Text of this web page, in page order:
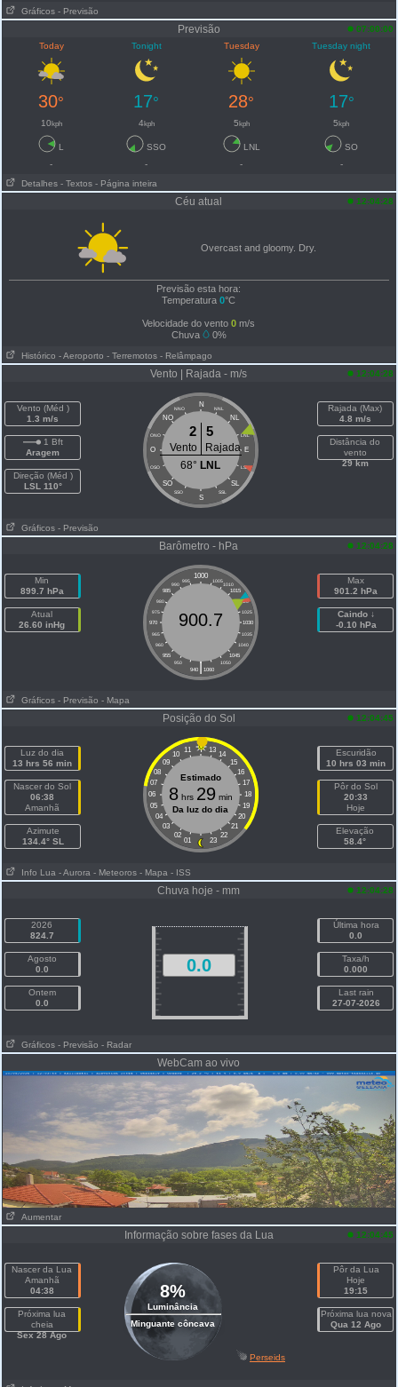
Gráficos - Previsão
Previsão
07:00:00
Today
Tonight Tuesday Tuesday night
30° 17° 28° 17°
10kph 4kph 5kph 5kph
L SSO LNL
SO
-
- -
-
Detalhes - Textos - Página inteira
Céu atual 12:04:28
Overcast and gloomy. Dry.
Previsão esta hora:
Temperatura0°C
Velocidade do vento 0 m/s
Chuva
0%
Histórico - Aeroporto - Terremotos - Relâmpago
Vento | Rajada - m/s 12:04:28
Vento (Méd )
1.3 m/s
1 Bft
Aragem
Direção (Méd )
LSL 110°
N
NNO NNL
NO NL
ONO LNL
O E
OSO LSL
SO SL
SSO SSL
S
2 5
Vento
Rajada
68° LNL
Rajada (Max)
4.8 m/s
Distância do
vento
29 km
Gráficos - Previsão
Barômetro - hPa 12:04:28
Min
899.7 hPa
Atual
26.60 inHg
1000
995 1005
990
1010
985
1015
980
1020
975
1025
970
1030
965
1035
960
1040
955
1045
950
1050
|
940 1060
900.7
Max
901.2 hPa
Caindo ↓
-0.10 hPa
Gráficos - Previsão - Mapa
Posição do Sol 12:04:45
Luz do dia
13 hrs 56 min
Nascer do Sol
06:38
Amanhã
Azimute
134.4° SL
11 13
10
14
09
15
08
16
07
17
06
18
05
19
04
20
03
21
02
22
01 23
Estimado
8hrs 29min
Da luz do dia
Escuridão
10 hrs 03 min
Pôr do Sol
20:33
Hoje
Elevação
58.4°
Info Lua - Aurora - Meteoros - Mapa - ISS
Chuva hoje - mm 12:04:28
2026
824.7
Agosto
0.0
Ontem
0.0
0.0
Última hora
0.0
Taxa/h
0.000
Last rain
27-07-2026
Gráficos - Previsão - Radar
WebCam ao vivo
Aumentar
Informação sobre fases da Lua 12:04:45
Nascer da Lua
Amanhã
04:38
Próxima lua
cheia
Sex 28 Ago
8%
Luminância
Minguante côncava
Pôr da Lua
Hoje
19:15
Próxima lua nova
Qua 12 Ago
Perseids